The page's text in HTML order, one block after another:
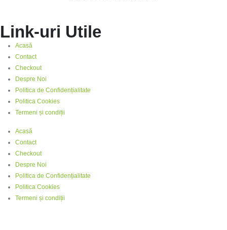
Link-uri Utile
Acasă
Contact
Checkout
Despre Noi
Politica de Confidențialitate
Politica Cookies
Termeni și condiții
Acasă
Contact
Checkout
Despre Noi
Politica de Confidențialitate
Politica Cookies
Termeni și condiții